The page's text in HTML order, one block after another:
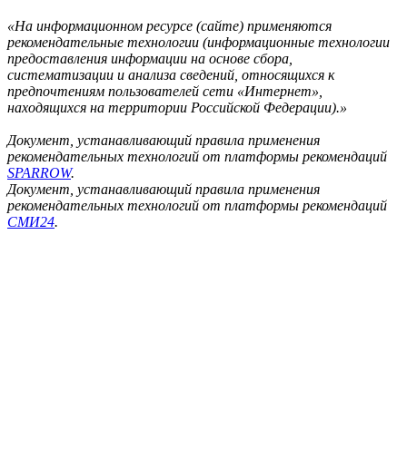
«На информационном ресурсе (сайте) применяются
рекомендательные технологии (информационные технологии
предоставления информации на основе сбора,
систематизации и анализа сведений, относящихся к
предпочтениям пользователей сети «Интернет»,
находящихся на территории Российской Федерации).»
Документ, устанавливающий правила применения
рекомендательных технологий от платформы рекомендаций
SPARROW.
Документ, устанавливающий правила применения
рекомендательных технологий от платформы рекомендаций
СМИ24.